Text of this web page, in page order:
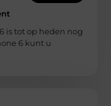
is tot op heden nog
6 kunt u